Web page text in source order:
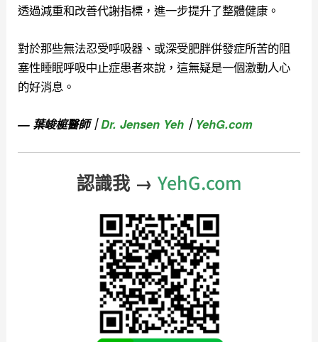
透過減重和改善代謝指標，進一步提升了整體健康。
對於那些無法忍受呼吸器、或深受肥胖併發症所苦的阻
塞性睡眠呼吸中止症患者來說，這無疑是一個激動人心
的好消息。
— 葉峻榳醫師｜Dr. Jensen Yeh ｜ YehG.com
認識我 → YehG.com